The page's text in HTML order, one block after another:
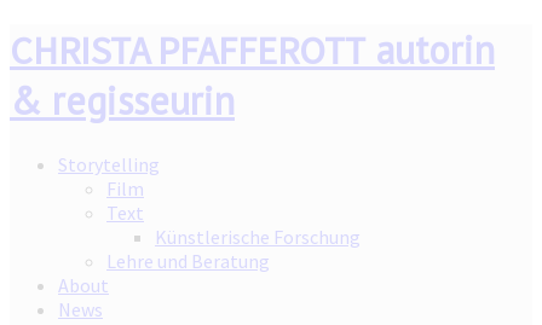
CHRISTA PFAFFEROTT autorin
& regisseurin
Storytelling
Film
Text
Künstlerische Forschung
Lehre und Beratung
About
News